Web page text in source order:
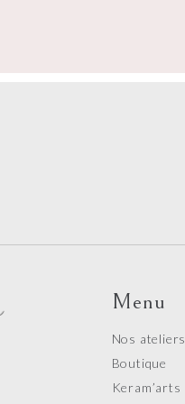
Menu
Nos ateliers
Boutique
Keram’arts